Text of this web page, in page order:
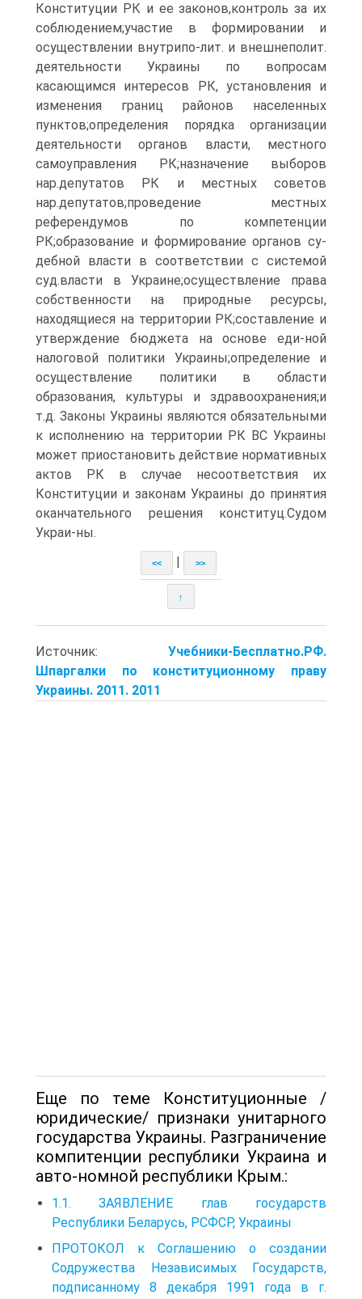
Конституции РК и ее законов,контроль за их
соблюдением;участие в формировании и
осуществлении внутрипо-лит. и внешнеполит.
деятельности Украины по вопросам
касающимся интересов РК, установления и
изменения границ районов населенных
пунктов;определения порядка организации
деятельности органов власти, местного
самоуправления РК;назначение выборов
нар.депутатов РК и местных советов
нар.депутатов;проведение местных
референдумов по компетенции
РК;образование и формирование органов су-
дебной власти в соответствии с системой
суд.власти в Украине;осуществление права
собственности на природные ресурсы,
находящиеся на территории РК;составление и
утверждение бюджета на основе еди-ной
налоговой политики Украины;определение и
осуществление политики в области
образования, культуры и здравоохранения;и
т.д. Законы Украины являются обязательными
к исполнению на территории РК ВС Украины
может приостановить действие нормативных
актов РК в случае несоответствия их
Конституции и законам Украины до принятия
оканчательного решения конституц.Судом
Украи-ны.
<< >>
↑
Источник: Учебники-Бесплатно.РФ.
Шпаргалки по конституционному праву
Украины. 2011. 2011
Еще по теме Конституционные /
юридические/ признаки унитарного
государства Украины. Разграничение
компитенции республики Украина и
авто-номной республики Крым.:
1.1. ЗАЯВЛЕНИЕ глав государств
Республики Беларусь, РСФСР, Украины
ПРОТОКОЛ к Соглашению о создании
Содружества Независимых Государств,
подписанному 8 декабря 1991 года в г.